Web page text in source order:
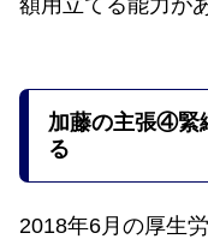
額用立てる能力が
加藤の主張④緊
る
2018年6月の厚生